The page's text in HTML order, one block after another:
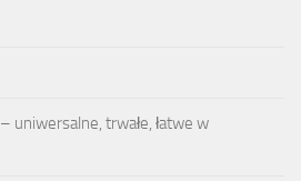
uniwersalne, trwałe, łatwe w